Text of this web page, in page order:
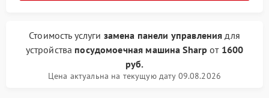
Стоимость услуги замена панели управления для
устройства посудомоечная машина Sharp от 1600
руб.
Цена актуальна на текущую дату 09.08.2026